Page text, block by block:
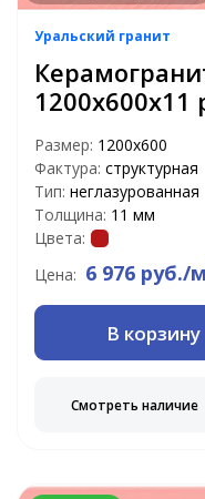
Уральский гранит
1200х600х11
Размер: 1200х600
Фактура: структурная
Тип: неглазурованная
Толщина: 11 мм
Цвета:
Цена: 6 976 руб./м
В корзину
Смотреть наличие